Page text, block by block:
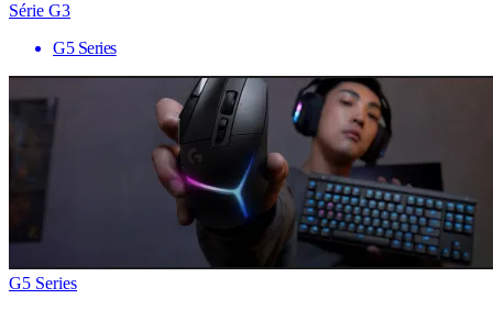
Série G3
G5 Series
G5 Series